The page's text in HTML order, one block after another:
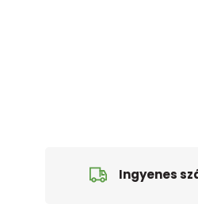
Ingyenes